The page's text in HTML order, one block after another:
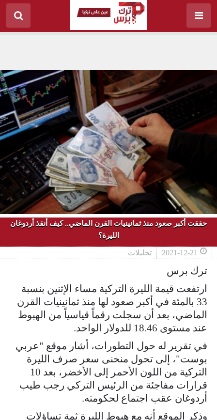
حققت أكبر صعود منذ ثمانينيات القرن الماضي.. كيف أنقذ أردوغان
الليرة؟
2021-12-21 تحليلات
ترك برس
ارتفعت قيمة الليرة التركية مساء الإثنين بنسبة
33 بالمئة في أكبر صعود لها منذ ثمانينيات القرن
الماضي، بعد أن سجلت رقماً قياسياً من الهبوط
عند مستوى 18.46 للدولار الواحد.
في تقرير له حول التطورات، أشار موقع "عربي
بوست"، إلى تحول منحنى سعر صرف الليرة
التركية من اللون الأحمر إلى الأخضر، بعد 10
قرارات مفاجئة من الرئيس التركي رجب طيب
أردوغان عقب اجتماع لحكومته.
وذكر الموقع أنه مع هبوط الليرة ثمة تساؤلات